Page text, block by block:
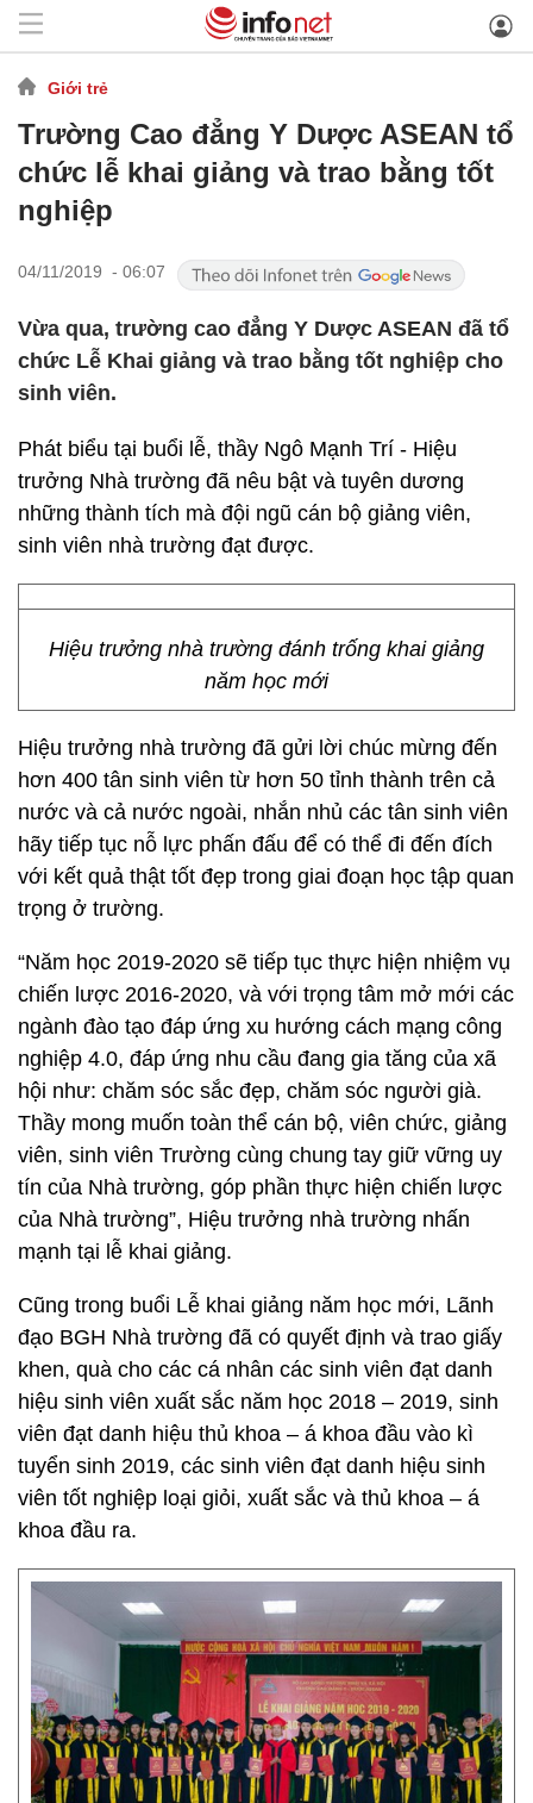
Giới trẻ
Trường Cao đẳng Y Dược ASEAN tổ
chức lễ khai giảng và trao bằng tốt
nghiệp
04/11/2019 - 06:07
Vừa qua, trường cao đẳng Y Dược ASEAN đã tổ
chức Lễ Khai giảng và trao bằng tốt nghiệp cho
sinh viên.
Phát biểu tại buổi lễ, thầy Ngô Mạnh Trí - Hiệu
trưởng Nhà trường đã nêu bật và tuyên dương
những thành tích mà đội ngũ cán bộ giảng viên,
sinh viên nhà trường đạt được.
Hiệu trưởng nhà trường đánh trống khai giảng
năm học mới
Hiệu trưởng nhà trường đã gửi lời chúc mừng đến
hơn 400 tân sinh viên từ hơn 50 tỉnh thành trên cả
nước và cả nước ngoài, nhắn nhủ các tân sinh viên
hãy tiếp tục nỗ lực phấn đấu để có thể đi đến đích
với kết quả thật tốt đẹp trong giai đoạn học tập quan
trọng ở trường.
“Năm học 2019-2020 sẽ tiếp tục thực hiện nhiệm vụ
chiến lược 2016-2020, và với trọng tâm mở mới các
ngành đào tạo đáp ứng xu hướng cách mạng công
nghiệp 4.0, đáp ứng nhu cầu đang gia tăng của xã
hội như: chăm sóc sắc đẹp, chăm sóc người già.
Thầy mong muốn toàn thể cán bộ, viên chức, giảng
viên, sinh viên Trường cùng chung tay giữ vững uy
tín của Nhà trường, góp phần thực hiện chiến lược
của Nhà trường”, Hiệu trưởng nhà trường nhấn
mạnh tại lễ khai giảng.
Cũng trong buổi Lễ khai giảng năm học mới, Lãnh
đạo BGH Nhà trường đã có quyết định và trao giấy
khen, quà cho các cá nhân các sinh viên đạt danh
hiệu sinh viên xuất sắc năm học 2018 – 2019, sinh
viên đạt danh hiệu thủ khoa – á khoa đầu vào kì
tuyển sinh 2019, các sinh viên đạt danh hiệu sinh
viên tốt nghiệp loại giỏi, xuất sắc và thủ khoa – á
khoa đầu ra.